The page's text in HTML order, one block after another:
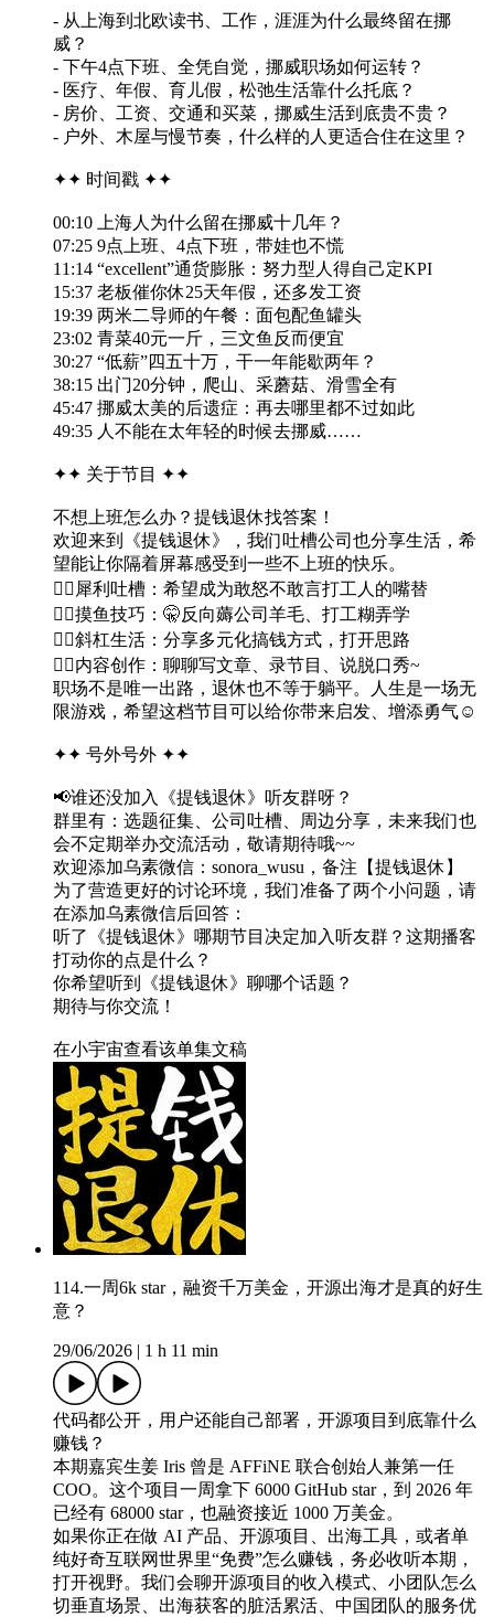
- 从上海到北欧读书、工作，涯涯为什么最终留在挪
威？
- 下午4点下班、全凭自觉，挪威职场如何运转？
- 医疗、年假、育儿假，松弛生活靠什么托底？
- 房价、工资、交通和买菜，挪威生活到底贵不贵？
- 户外、木屋与慢节奏，什么样的人更适合住在这里？
✦✦ 时间戳 ✦✦
00:10 上海人为什么留在挪威十几年？
07:25 9点上班、4点下班，带娃也不慌
11:14 “excellent”通货膨胀：努力型人得自己定KPI
15:37 老板催你休25天年假，还多发工资
19:39 两米二导师的午餐：面包配鱼罐头
23:02 青菜40元一斤，三文鱼反而便宜
30:27 “低薪”四五十万，干一年能歇两年？
38:15 出门20分钟，爬山、采蘑菇、滑雪全有
45:47 挪威太美的后遗症：再去哪里都不过如此
49:35 人不能在太年轻的时候去挪威……
✦✦ 关于节目 ✦✦
不想上班怎么办？提钱退休找答案！
欢迎来到《提钱退休》，我们吐槽公司也分享生活，希
望能让你隔着屏幕感受到一些不上班的快乐。
👉🏻犀利吐槽：希望成为敢怒不敢言打工人的嘴替
👉🏻摸鱼技巧：🤫反向薅公司羊毛、打工糊弄学
👉🏻斜杠生活：分享多元化搞钱方式，打开思路
👉🏻内容创作：聊聊写文章、录节目、说脱口秀~
职场不是唯一出路，退休也不等于躺平。人生是一场无
限游戏，希望这档节目可以给你带来启发、增添勇气☺️
✦✦ 号外号外 ✦✦
📢谁还没加入《提钱退休》听友群呀？
群里有：选题征集、公司吐槽、周边分享，未来我们也
会不定期举办交流活动，敬请期待哦~~
欢迎添加乌素微信：sonora_wusu，备注【提钱退休】
为了营造更好的讨论环境，我们准备了两个小问题，请
在添加乌素微信后回答：
听了《提钱退休》哪期节目决定加入听友群？这期播客
打动你的点是什么？
你希望听到《提钱退休》聊哪个话题？
期待与你交流！
在小宇宙查看该单集文稿
114.一周6k star，融资千万美金，开源出海才是真的好生
意？
29/06/2026 1 h 11 min
代码都公开，用户还能自己部署，开源项目到底靠什么
赚钱？
本期嘉宾生姜 Iris 曾是 AFFiNE 联合创始人兼第一任
COO。这个项目一周拿下 6000 GitHub star，到 2026 年
已经有 68000 star，也融资接近 1000 万美金。
如果你正在做 AI 产品、开源项目、出海工具，或者单
纯好奇互联网世界里“免费”怎么赚钱，务必收听本期，
打开视野。我们会聊开源项目的收入模式、小团队怎么
切垂直场景、出海获客的脏活累活、中国团队的服务优